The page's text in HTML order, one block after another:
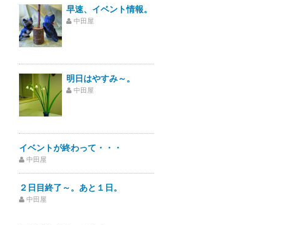
早速、イベント情報。
中田屋
明日はやすみ～。
中田屋
イベントが終わって・・・
中田屋
２日目終了～。あと１日。
中田屋